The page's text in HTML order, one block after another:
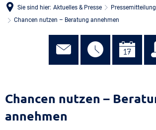
Sie sind hier: Aktuelles & Presse
Chancen nutzen – Beratung annehmen
Chancen nutzen –
annehmen